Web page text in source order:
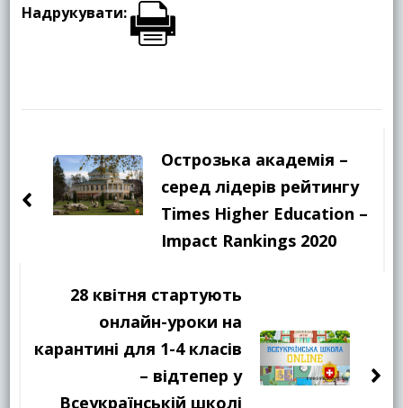
Надрукувати:
по
запису
Острозька академія –
серед лідерів рейтингу
Times Higher Education –
Impact Rankings 2020
28 квітня стартують
онлайн-уроки на
карантині для 1-4 класів
– відтепер у
Всеукраїнській школі